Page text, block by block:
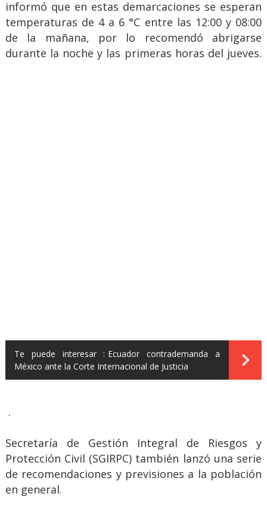
informó que en estas demarcaciones se esperan
temperaturas de 4 a 6 °C entre las 12:00 y 08:00
de la mañana, por lo recomendó abrigarse
durante la noche y las primeras horas del jueves.
Te puede interesar : Ecuador contrademanda a
México ante la Corte Internacional de Justicia
.
Secretaría de Gestión Integral de Riesgos y
Protección Civil (SGIRPC) también lanzó una serie
de recomendaciones y previsiones a la población
en general.